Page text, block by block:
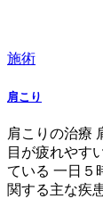
施術
肩こり
肩こりの治療
目が疲れやす
ている 一日５
関する主な疾